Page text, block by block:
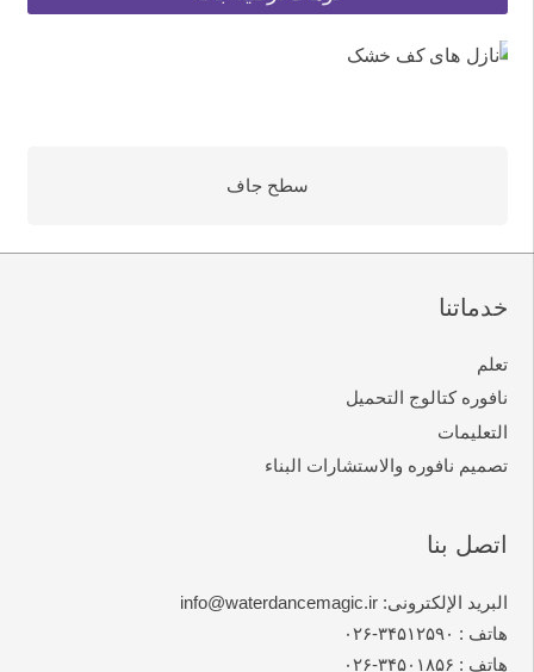
سطح جاف
خدماتنا
تعلم
نافوره کتالوج التحمیل
التعلیمات
تصمیم نافوره والاستشارات البناء
اتصل بنا
البرید الإلکترونی: info@waterdancemagic.ir
هاتف : ۳۴۵۱۲۵۹۰-۰۲۶
هاتف : ۳۴۵۰۱۸۵۶-۰۲۶